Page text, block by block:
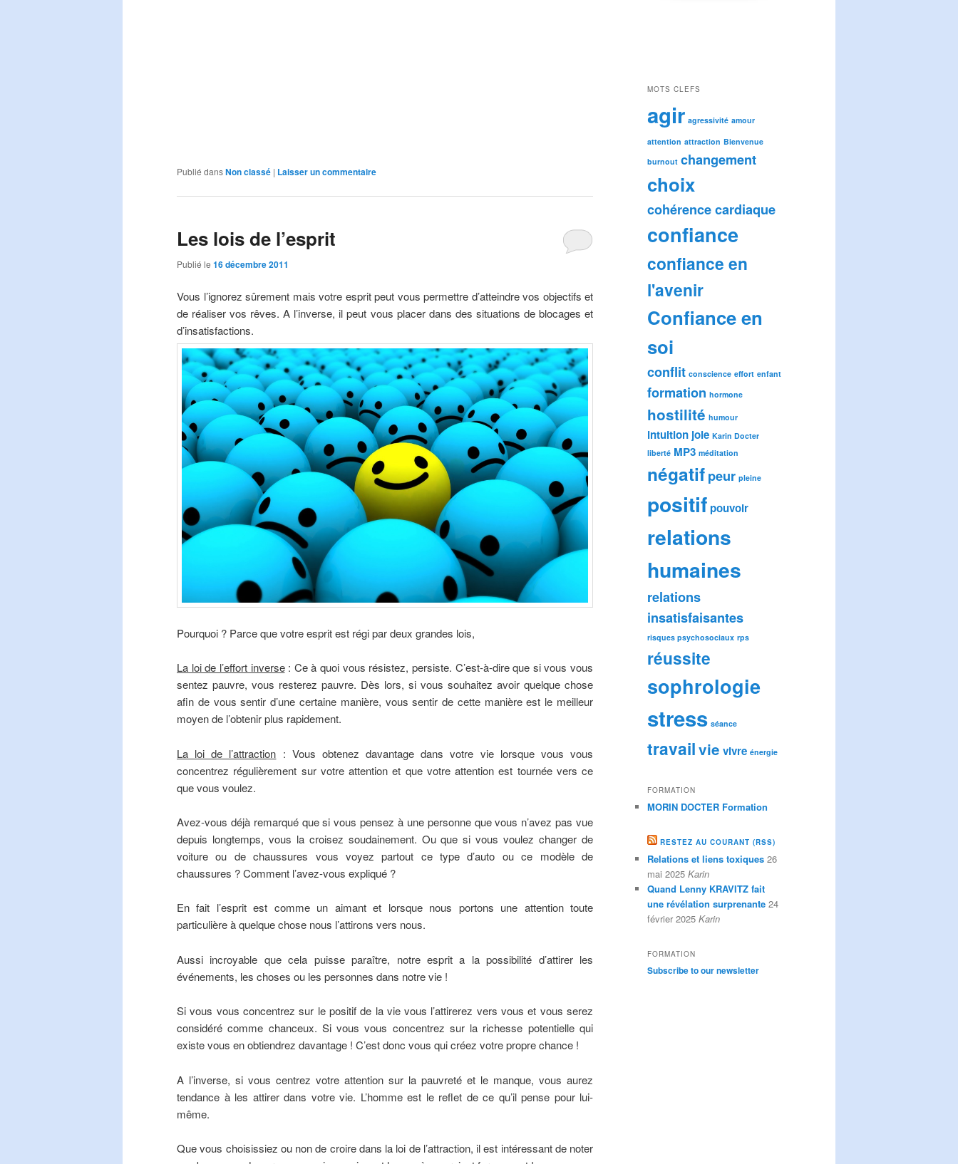
Publié dansNon classé | Laisser un commentaire
Les lois de l’esprit
Publié le 16 décembre 2011
Vous l’ignorez sûrement mais votre esprit peut vous permettre d’atteindre vos objectifs et
de réaliser vos rêves. A l’inverse, il peut vous placer dans des situations de blocages et
d’insatisfactions.
Pourquoi ? Parce que votre esprit est régi par deux grandes lois,
La loi de l’effort inverse: Ce à quoi vous résistez, persiste. C’est-à-dire que si vous vous
sentez pauvre, vous resterez pauvre. Dès lors, si vous souhaitez avoir quelque chose
afin de vous sentir d’une certaine manière, vous sentir de cette manière est le meilleur
moyen de l’obtenir plus rapidement.
La loi de l’attraction : Vous obtenez davantage dans votre vie lorsque vous vous
concentrez régulièrement sur votre attention et que votre attention est tournée vers ce
que vous voulez.
Avez-vous déjà remarqué que si vous pensez à une personne que vous n’avez pas vue
depuis longtemps, vous la croisez soudainement. Ou que si vous voulez changer de
voiture ou de chaussures vous voyez partout ce type d’auto ou ce modèle de
chaussures ? Comment l’avez-vous expliqué ?
En fait l’esprit est comme un aimant et lorsque nous portons une attention toute
particulière à quelque chose nous l’attirons vers nous.
Aussi incroyable que cela puisse paraître, notre esprit a la possibilité d’attirer les
événements, les choses ou les personnes dans notre vie !
Si vous vous concentrez sur le positif de la vie vous l’attirerez vers vous et vous serez
considéré comme chanceux. Si vous vous concentrez sur la richesse potentielle qui
existe vous en obtiendrez davantage ! C’est donc vous qui créez votre propre chance !
A l’inverse, si vous centrez votre attention sur la pauvreté et le manque, vous aurez
tendance à les attirer dans votre vie. L’homme est le reflet de ce qu’il pense pour lui-
même.
Que vous choisissiez ou non de croire dans la loi de l’attraction, il est intéressant de noter
MOTS CLEFS
agir agressivité amour
attention attraction Bienvenue
burnout changement
choix
cohérence cardiaque
confiance
confiance en
l'avenir
Confiance en
soi
conflit conscience effort enfant
formation hormone
hostilité humour
intuition joie Karin Docter
liberté MP3 méditation
négatifpeur pleine
positifpouvoir
relations
humaines
relations
insatisfaisantes
risques psychosociaux rps
réussite
sophrologie
stress séance
travailvie vivre énergie
FORMATION
MORIN DOCTER Formation
RESTEZ AU COURANT (RSS)
Relations et liens toxiques 26
mai 2025 Karin
Quand Lenny KRAVITZ fait
une révélation surprenante 24
février 2025 Karin
FORMATION
Subscribe to our newsletter